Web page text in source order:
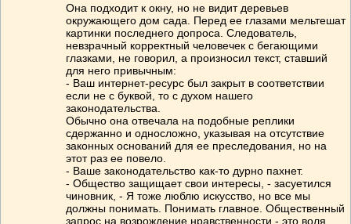
Она подходит к окну, но не видит деревьев
окружающего дом сада. Перед ее глазами мельтешат
картинки последнего допроса. Следователь,
невзрачный корректный человечек с бегающими
глазками, не говорил, а произносил текст, ставший
для него привычным:
- Ваш интернет-ресурс был закрыт в соответствии
если не с буквой, то с духом нашего
законодательства.
Обычно она отвечала на подобные реплики
сдержанно и односложно, указывая на отсутствие
законных оснований для ее преследования, но на
этот раз ее повело.
- Ваше законодательство как-то дурно пахнет.
- Общество защищает свои интересы, - засуетился
чиновник, - Я тоже люблю искусство, но все мы
должны понимать. Понимать главное. Общественный
запрос на возрождение нравственности - это воля